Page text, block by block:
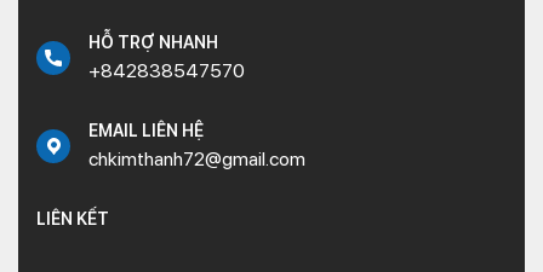
HỖ TRỢ NHANH
+842838547570
EMAIL LIÊN HỆ
chkimthanh72@gmail.com
LIÊN KẾT